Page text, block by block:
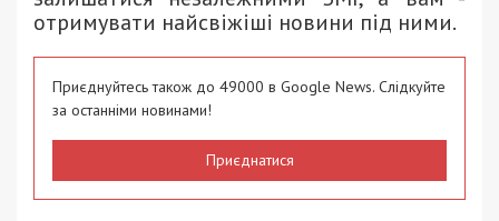
отримувати найсвіжіші новини під ними.
Приєднуйтесь також до 49000 в Google News. Слідкуйте
за останніми новинами!
Приєднатися